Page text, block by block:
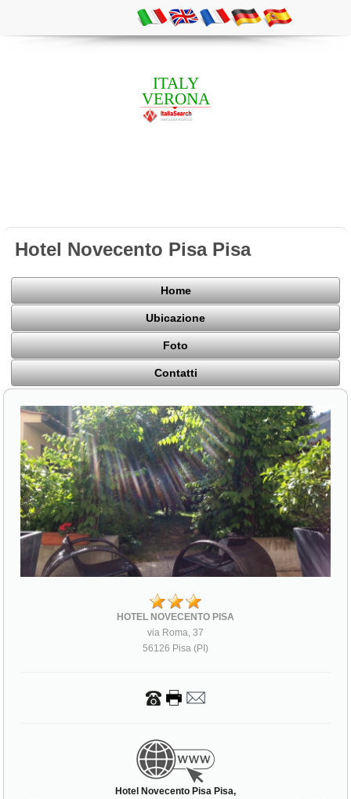
ITALY
VERONA
Hotel Novecento Pisa Pisa
Home
Ubicazione
Foto
Contatti
HOTEL NOVECENTO PISA
via Roma, 37
56126 Pisa (PI)
Hotel Novecento Pisa Pisa,